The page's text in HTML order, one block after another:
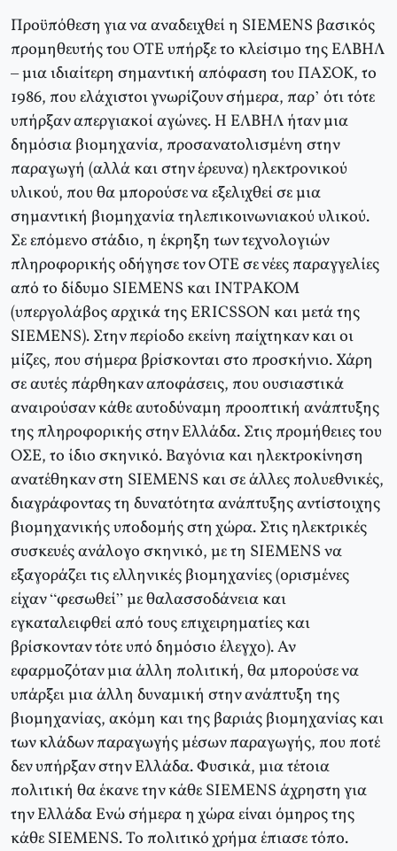
Προϋπόθεση για να αναδειχθεί η SIEMENS βασικός
προμηθευτής του ΟΤΕ υπήρξε το κλείσιμο της ΕΛΒΗΛ
– μια ιδιαίτερη σημαντική απόφαση του ΠΑΣΟΚ, το
1986, που ελάχιστοι γνωρίζουν σήμερα, παρ’ ότι τότε
υπήρξαν απεργιακοί αγώνες. Η ΕΛΒΗΛ ήταν μια
δημόσια βιομηχανία, προσανατολισμένη στην
παραγωγή (αλλά και στην έρευνα) ηλεκτρονικού
υλικού, που θα μπορούσε να εξελιχθεί σε μια
σημαντική βιομηχανία τηλεπικοινωνιακού υλικού.
Σε επόμενο στάδιο, η έκρηξη των τεχνολογιών
πληροφορικής οδήγησε τον ΟΤΕ σε νέες παραγγελίες
από το δίδυμο SIEMENS και ΙΝΤΡΑΚΟΜ
(υπεργολάβος αρχικά της ERICSSON και μετά της
SIEMENS). Στην περίοδο εκείνη παίχτηκαν και οι
μίζες, που σήμερα βρίσκονται στο προσκήνιο. Χάρη
σε αυτές πάρθηκαν αποφάσεις, που ουσιαστικά
αναιρούσαν κάθε αυτοδύναμη προοπτική ανάπτυξης
της πληροφορικής στην Ελλάδα. Στις προμήθειες του
ΟΣΕ, το ίδιο σκηνικό. Βαγόνια και ηλεκτροκίνηση
ανατέθηκαν στη SIEMENS και σε άλλες πολυεθνικές,
διαγράφοντας τη δυνατότητα ανάπτυξης αντίστοιχης
βιομηχανικής υποδομής στη χώρα. Στις ηλεκτρικές
συσκευές ανάλογο σκηνικό, με τη SIEMENS να
εξαγοράζει τις ελληνικές βιομηχανίες (ορισμένες
είχαν “φεσωθεί” με θαλασσοδάνεια και
εγκαταλειφθεί από τους επιχειρηματίες και
βρίσκονταν τότε υπό δημόσιο έλεγχο). Αν
εφαρμοζόταν μια άλλη πολιτική, θα μπορούσε να
υπάρξει μια άλλη δυναμική στην ανάπτυξη της
βιομηχανίας, ακόμη και της βαριάς βιομηχανίας και
των κλάδων παραγωγής μέσων παραγωγής, που ποτέ
δεν υπήρξαν στην Ελλάδα. Φυσικά, μια τέτοια
πολιτική θα έκανε την κάθε SIEMENS άχρηστη για
την Ελλάδα Ενώ σήμερα η χώρα είναι όμηρος της
κάθε SIEMENS. Το πολιτικό χρήμα έπιασε τόπο.